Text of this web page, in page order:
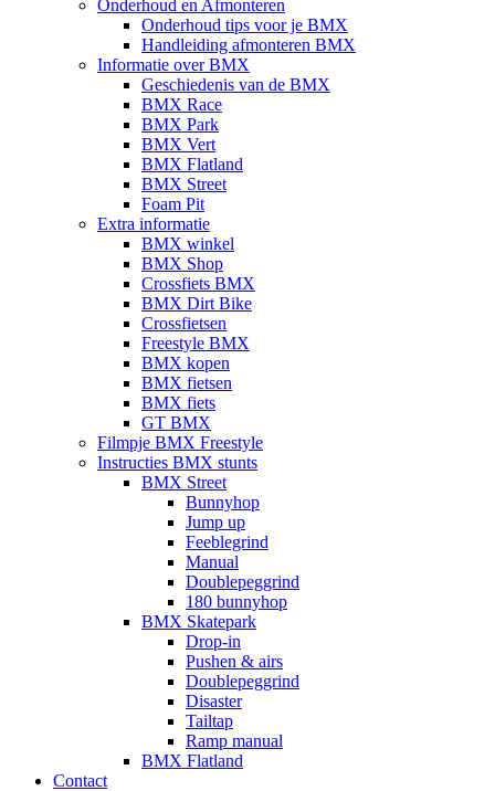
Onderhoud en Afmonteren
Onderhoud tips voor je BMX
Handleiding afmonteren BMX
Informatie over BMX
Geschiedenis van de BMX
BMX Race
BMX Park
BMX Vert
BMX Flatland
BMX Street
Foam Pit
Extra informatie
BMX winkel
BMX Shop
Crossfiets BMX
BMX Dirt Bike
Crossfietsen
Freestyle BMX
BMX kopen
BMX fietsen
BMX fiets
GT BMX
Filmpje BMX Freestyle
Instructies BMX stunts
BMX Street
Bunnyhop
Jump up
Feeblegrind
Manual
Doublepeggrind
180 bunnyhop
BMX Skatepark
Drop-in
Pushen & airs
Doublepeggrind
Disaster
Tailtap
Ramp manual
BMX Flatland
Contact